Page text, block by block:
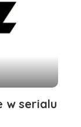
w serialu